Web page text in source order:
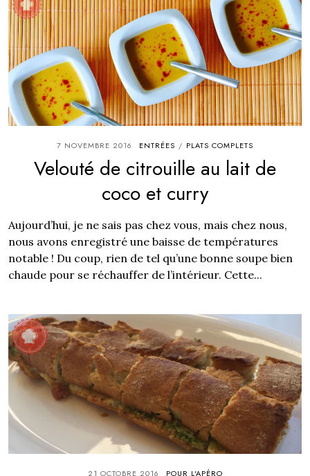
7 NOVEMBRE 2016 ENTRÉES / PLATS COMPLETS
Velouté de citrouille au lait de
coco et curry
Aujourd’hui, je ne sais pas chez vous, mais chez nous,
nous avons enregistré une baisse de températures
notable ! Du coup, rien de tel qu’une bonne soupe bien
chaude pour se réchauffer de l’intérieur. Cette...
21 OCTOBRE 2016 POUR L'APÉRO